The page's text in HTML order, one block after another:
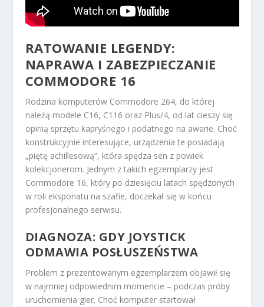
RATOWANIE LEGENDY:
NAPRAWA I ZABEZPIECZANIE
COMMODORE 16
Rodzina komputerów Commodore 264, do której
należą modele C16, C116 oraz Plus/4, od lat cieszy się
opinią sprzętu kapryśnego i podatnego na awarie. Choć
konstrukcyjnie interesujące, urządzenia te posiadają
„piętę achillesową”, która spędza sen z powiek
kolekcjonerom. Jednym z takich egzemplarzy jest
Commodore 16, który po dziesięciu latach spędzonych
w roli eksponatu na szafie, doczekał się w końcu
profesjonalnego serwisu.
DIAGNOZA: GDY JOYSTICK
ODMAWIA POSŁUSZEŃSTWA
Problem z prezentowanym egzemplarzem objawił się
w najmniej odpowiednim momencie – podczas próby
uruchomienia gier. Choć komputer startował